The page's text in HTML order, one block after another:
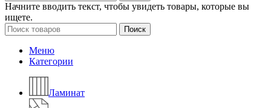
Начните вводить текст, чтобы увидеть товары, которые вы
ищете.
Поиск
Меню
Категории
Ламинат